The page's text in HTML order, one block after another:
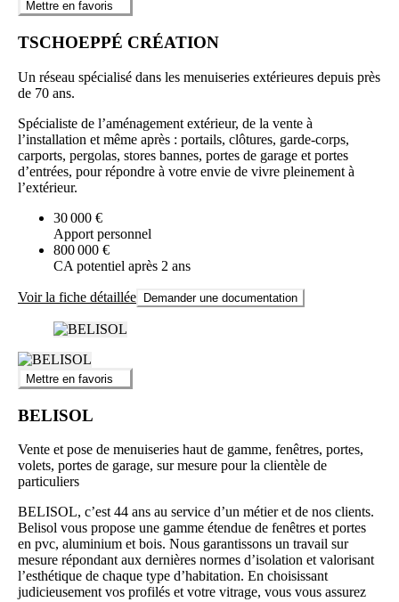
Mettre en favoris
TSCHOEPPÉ CRÉATION
Un réseau spécialisé dans les menuiseries extérieures depuis près
de 70 ans.
Spécialiste de l’aménagement extérieur, de la vente à
l’installation et même après : portails, clôtures, garde-corps,
carports, pergolas, stores bannes, portes de garage et portes
d’entrées, pour répondre à votre envie de vivre pleinement à
l’extérieur.
30 000 €
Apport personnel
800 000 €
CA potentiel après 2 ans
Voir la fiche détaillée Demander une documentation
Mettre en favoris
BELISOL
Vente et pose de menuiseries haut de gamme, fenêtres, portes,
volets, portes de garage, sur mesure pour la clientèle de
particuliers
BELISOL, c’est 44 ans au service d’un métier et de nos clients.
Belisol vous propose une gamme étendue de fenêtres et portes
en pvc, aluminium et bois. Nous garantissons un travail sur
mesure répondant aux dernières normes d’isolation et valorisant
l’esthétique de chaque type d’habitation. En choisissant
judicieusement vos profilés et votre vitrage, vous vous assurez